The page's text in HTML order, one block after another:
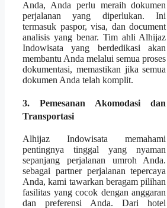
Anda, Anda perlu meraih dokumen
perjalanan yang diperlukan. Ini
termasuk paspor, visa, dan document
analisis yang benar. Tim ahli Alhijaz
Indowisata yang berdedikasi akan
membantu Anda melalui semua proses
dokumentasi, memastikan jika semua
dokumen Anda telah komplit.
3. Pemesanan Akomodasi dan
Transportasi
Alhijaz Indowisata memahami
pentingnya tinggal yang nyaman
sepanjang perjalanan umroh Anda.
sebagai partner perjalanan tepercaya
Anda, kami tawarkan beragam pilihan
fasilitas yang cocok dengan anggaran
dan preferensi Anda. Dari hotel